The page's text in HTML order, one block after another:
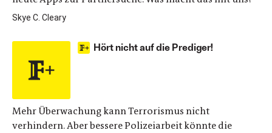
Skye C. Cleary
Hört nicht auf die Prediger!
Mehr Überwachung kann Terrorismus nicht
verhindern. Aber bessere Polizeiarbeit könnte die